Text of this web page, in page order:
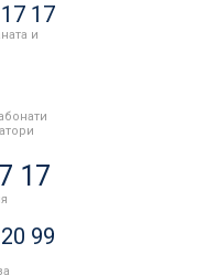
17
и
17
99